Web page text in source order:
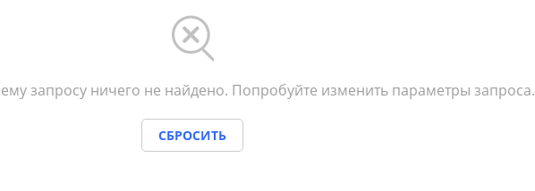
запросу ничего не найдено. Попробуйте изменить параметры запроса.
СБРОСИТЬ